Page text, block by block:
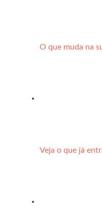
O que muda na
Veja o que já